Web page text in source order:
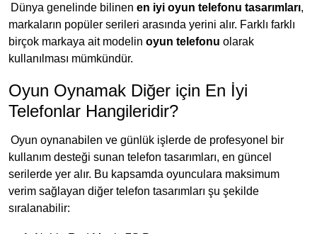
Dünya genelinde bilinen en iyi oyun telefonu tasarımları,
markaların popüler serileri arasında yerini alır. Farklı farklı
birçok markaya ait modelin oyun telefonu olarak
kullanılması mümkündür.
Oyun Oynamak Diğer için En İyi
Telefonlar Hangileridir?
Oyun oynanabilen ve günlük işlerde de profesyonel bir
kullanım desteği sunan telefon tasarımları, en güncel
serilerde yer alır. Bu kapsamda oyunculara maksimum
verim sağlayan diğer telefon tasarımları şu şekilde
sıralanabilir: